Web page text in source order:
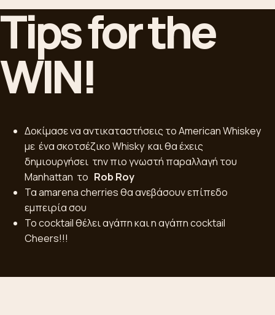
Tips for the
WIN!
Δοκίμασε να αντικαταστήσεις το American Whiskey
με ένα σκοτσέζικο Whisky και θα έχεις
δημιουργήσει την πιο γνωστή παραλλαγή του
Manhattan το Rob Roy
Τα amarena cherries θα ανεβάσουν επίπεδο
εμπειρία σου
Το cocktail θέλει αγάπη και η αγάπη cocktail
Cheers!!!